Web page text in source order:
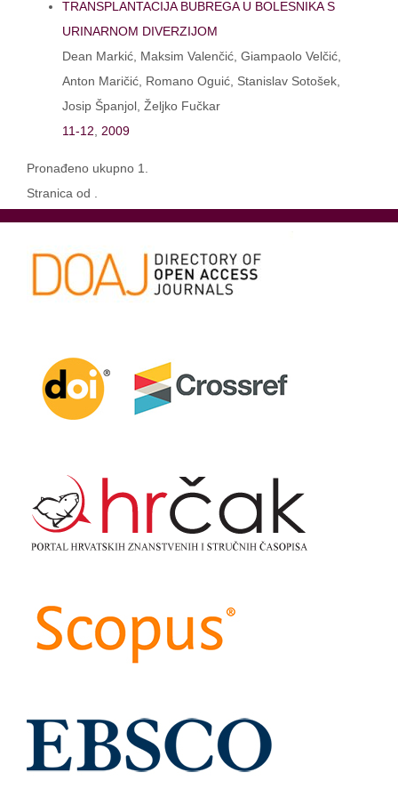
TRANSPLANTACIJA BUBREGA U BOLESNIKA S
URINARNOM DIVERZIJOM
Dean Markić, Maksim Valenčić, Giampaolo Velčić,
Anton Maričić, Romano Oguić, Stanislav Sotošek,
Josip Španjol, Željko Fučkar
11-12
2009
Pronađeno ukupno 1.
Stranica od .